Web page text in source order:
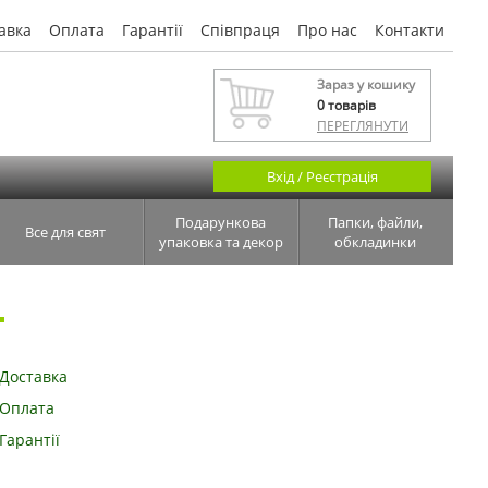
Оплата Гарантії Співпраця Про нас Контакти
Зараз у кошику
0товарів
ПЕРЕГЛЯНУТИ
Вхід / Реєстрація
Все для свят
Подарункова
упаковка та декор
Папки, файли,
обкладинки
Доставка
Оплата
Гарантії